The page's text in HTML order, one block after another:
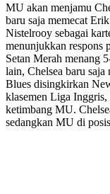
MU akan menjamu
baru saja memecat
Nistelrooy sebagai
menunjukkan respons
Setan Merah menang
lain, Chelsea baru
Blues disingkirkan
klasemen Liga
ketimbang MU.
sedangkan MU di